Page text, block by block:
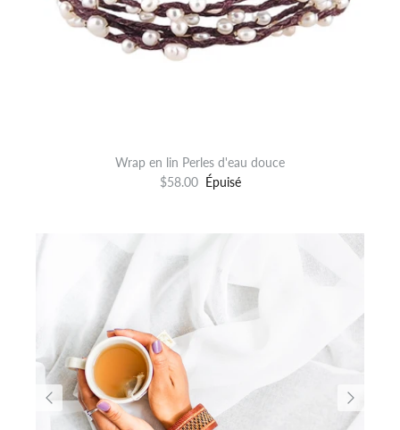
Wrap en lin Perles d'eau douce
$58.00 Épuisé